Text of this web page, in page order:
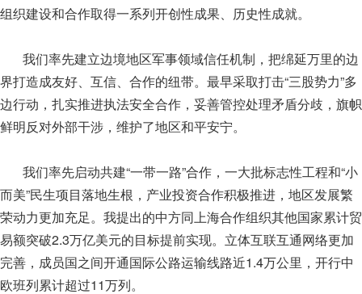
组织建设和合作取得一系列开创性成果、历史性成就。
我们率先建立边境地区军事领域信任机制，把绵延万里的边
界打造成友好、互信、合作的纽带。最早采取打击“三股势力”多
边行动，扎实推进执法安全合作，妥善管控处理矛盾分歧，旗帜
鲜明反对外部干涉，维护了地区和平安宁。
我们率先启动共建“一带一路”合作，一大批标志性工程和“小
而美”民生项目落地生根，产业投资合作积极推进，地区发展繁
荣动力更加充足。我提出的中方同上海合作组织其他国家累计贸
易额突破2.3万亿美元的目标提前实现。立体互联互通网络更加
完善，成员国之间开通国际公路运输线路近1.4万公里，开行中
欧班列累计超过11万列。